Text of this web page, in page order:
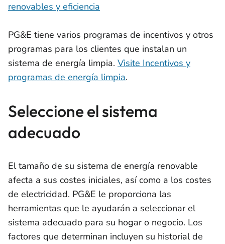
renovables y eficiencia
PG&E tiene varios programas de incentivos y otros
programas para los clientes que instalan un
sistema de energía limpia. Visite Incentivos y
programas de energía limpia.
Seleccione el sistema
adecuado
El tamaño de su sistema de energía renovable
afecta a sus costes iniciales, así como a los costes
de electricidad. PG&E le proporciona las
herramientas que le ayudarán a seleccionar el
sistema adecuado para su hogar o negocio. Los
factores que determinan incluyen su historial de